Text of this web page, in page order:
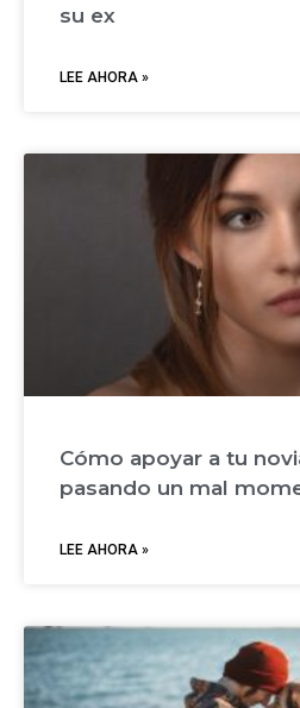
su ex
LEE AHORA »
Cómo apoyar a tu
pasando un mal
LEE AHORA »